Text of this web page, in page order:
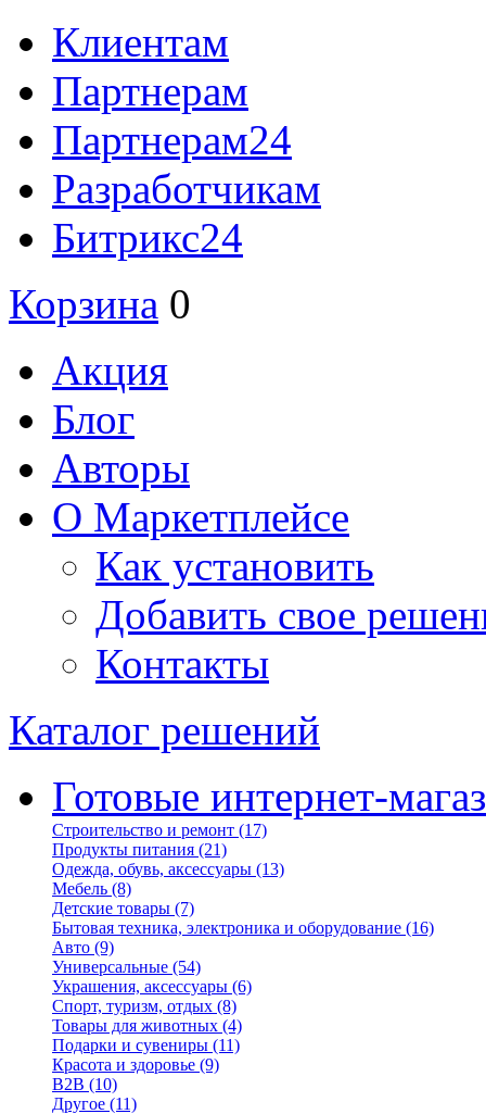
Клиентам
Партнерам
Партнерам24
Разработчикам
Битрикс24
Корзина 0
Акция
Блог
Авторы
О Маркетплейсе
Как установить
Добавить свое
Контакты
Каталог решений
Готовые интернет-
Строительство и ремонт (17)
Продукты питания (21)
Одежда, обувь, аксессуары (13)
Мебель (8)
Детские товары (7)
Бытовая техника, электроника и оборудование (16)
Авто (9)
Универсальные (54)
Украшения, аксессуары (6)
Спорт, туризм, отдых (8)
Товары для животных (4)
Подарки и сувениры (11)
Красота и здоровье (9)
B2B (10)
Другое (11)